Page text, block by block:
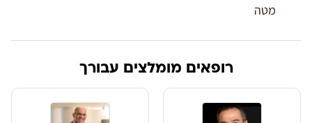
מטה
רופאים מומלצים עבורך